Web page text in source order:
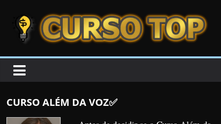
CURSOTOP
s
e
l
CURSO ALÉM DA VOZ✅